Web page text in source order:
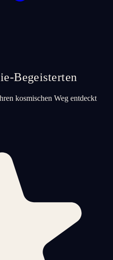
Begeisterten
kosmischen Weg entdeckt